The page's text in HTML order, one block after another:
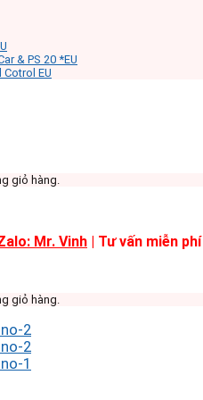
& PS 20 *EU
Cotrol EU
giỏ hàng.
Mr. Vinh | Tư vấn miễn
giỏ hàng.